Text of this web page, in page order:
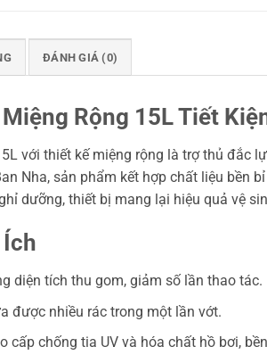
ĐÁNH GIÁ (0)
Rộng 15L Tiết
với thiết kế miệng rộng là trợ thủ đắc
Nha, sản phẩm kết hợp chất liệu bền
dưỡng, thiết bị mang lại hiệu quả vệ
diện tích thu gom, giảm số lần thao tác.
được nhiều rác trong một lần vớt.
cấp chống tia UV và hóa chất hồ bơi,